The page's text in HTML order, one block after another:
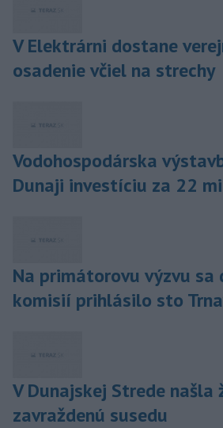
V Elektrárni dostane
osadenie včiel na strechy
Vodohospodárska
Dunaji investíciu za 22
Na primátorovu výzvu sa
komisií prihlásilo sto
V Dunajskej Strede našla
zavraždenú susedu